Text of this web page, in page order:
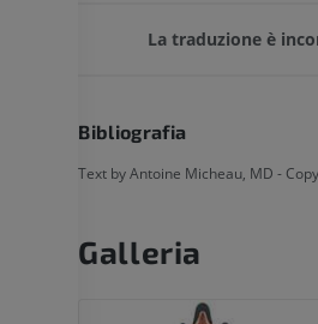
La traduzione è
Bibliografia
Text by Antoine Micheau, MD -
Galleria